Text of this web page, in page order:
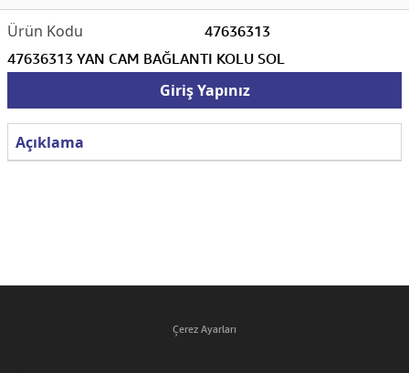
47636313
47636313 YAN CAM BAĞLANTI KOLU SOL
Giriş Yapınız
Açıklama
Çerez Ayarları